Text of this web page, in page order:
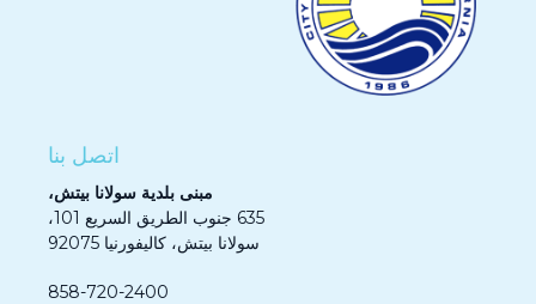
اتصل بنا
مبنى بلدية سولانا بيتش،
635 جنوب الطريق السريع 101،
سولانا بيتش، كاليفورنيا 92075
858-720-2400